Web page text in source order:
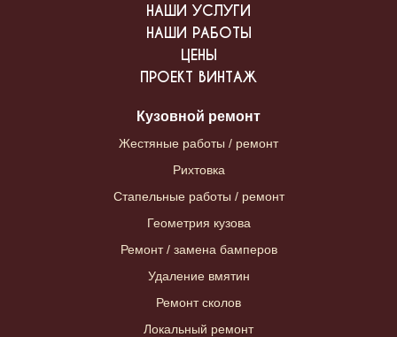
НАШИ УСЛУГИ
НАШИ РАБОТЫ
ЦЕНЫ
ПРОЕКТ ВИНТАЖ
Кузовной ремонт
Жестяные работы / ремонт
Рихтовка
Стапельные работы / ремонт
Геометрия кузова
Ремонт / замена бамперов
Удаление вмятин
Ремонт сколов
Локальный ремонт